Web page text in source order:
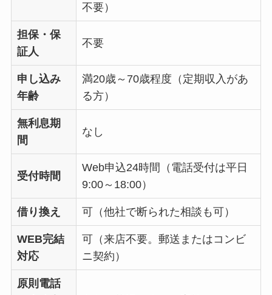
不要）
担保・保
証人
不要
申し込み
年齢
満20歳～70歳程度（定期収入があ
る方）
無利息期
間
なし
受付時間
Web申込24時間（電話受付は平日
9:00～18:00）
借り換え 可（他社で断られた相談も可）
WEB完結
対応
可（来店不要。郵送またはコンビ
ニ契約）
原則電話